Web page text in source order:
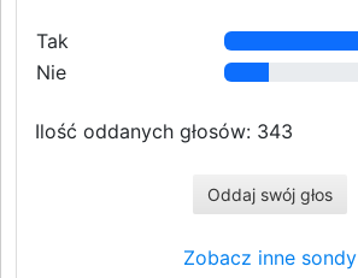
Tak
Nie
Ilość oddanych głosów: 343
Oddaj swój głos
Zobacz inne sondy